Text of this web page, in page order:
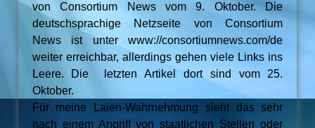
von Consortium News vom 9. Oktober. Die
deutschsprachige Netzseite von Consortium
News ist unter www://consortiumnews.com/de
weiter erreichbar, allerdings gehen viele Links ins
Leere. Die letzten Artikel dort sind vom 25.
Oktober.
Für meine Laien-Wahrnehmung sieht das sehr
nach einem Angriff von staatlichen Stellen oder